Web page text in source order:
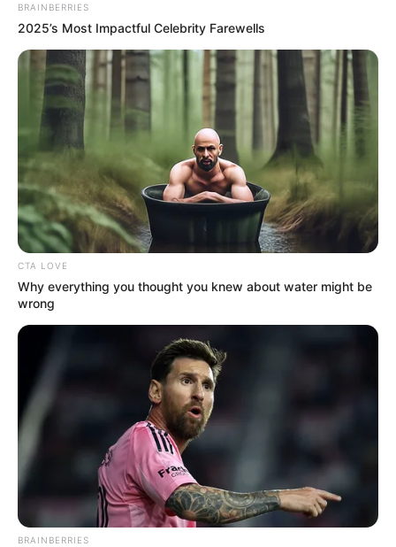
BRAINBERRIES
2025’s Most Impactful Celebrity Farewells
CTA LOVE
Why everything you thought you knew about water might be
wrong
BRAINBERRIES